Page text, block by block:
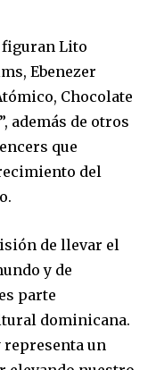
Lito
Ebenezer
Chocolate
además de otros
que
del
de llevar el
y de
parte
dominicana.
representa un